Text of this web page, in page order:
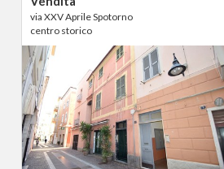
via XXV Aprile Spotorno
centro storico